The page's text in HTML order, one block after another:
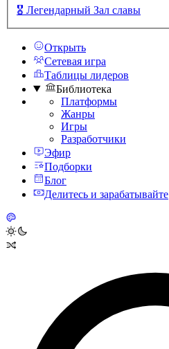
🎖️ Легендарный Зал славы
Открыть
Сетевая игра
Таблицы лидеров
Библиотека
Платформы
Жанры
Игры
Разработчики
Эфир
Подборки
Блог
Делитесь и зарабатывайте